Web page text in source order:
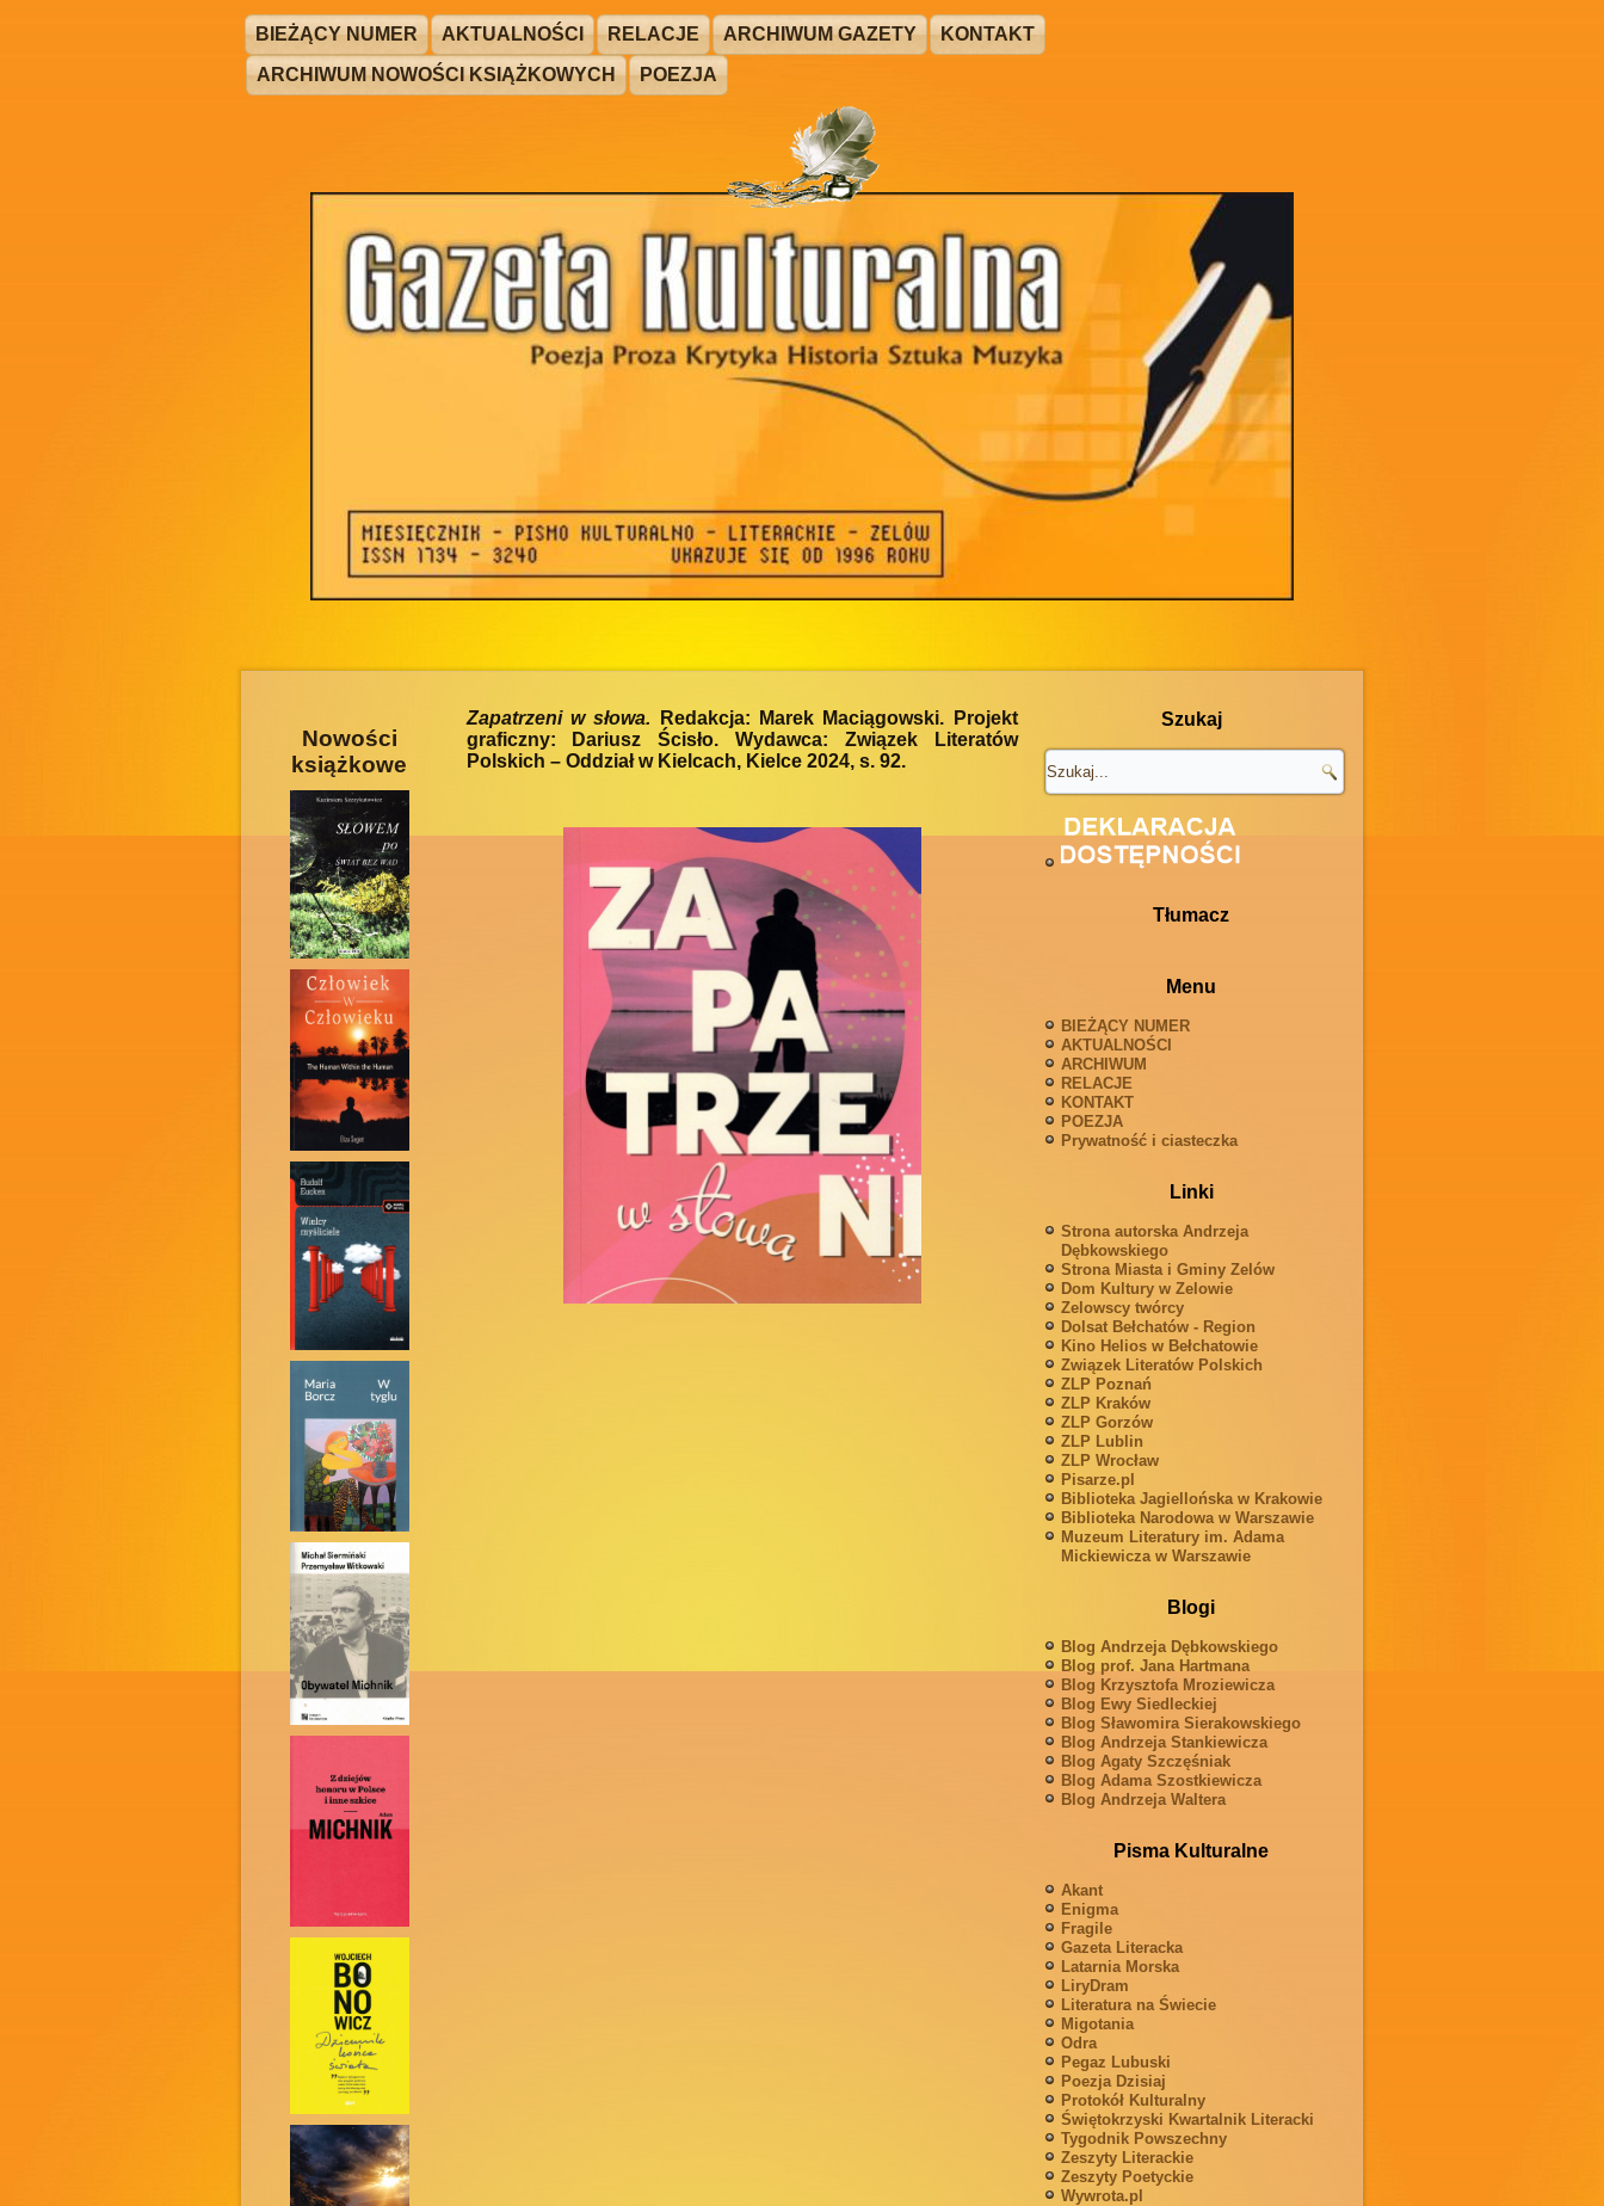
BIEŻĄCY NUMER AKTUALNOŚCI RELACJE ARCHIWUM GAZETY
KONTAKT
ARCHIWUM NOWOŚCI KSIĄŻKOWYCH
POEZJA
Nowości
książkowe
Zapatrzeni w słowa.
Redakcja: Marek Maciągowski. Projekt
graficzny: Dariusz Ścisło. Wydawca: Związek Literatów
Polskich – Oddział w Kielcach, Kielce 2024, s. 92.
Szukaj
Tłumacz
Menu
BIEŻĄCY NUMER
AKTUALNOŚCI
ARCHIWUM
RELACJE
KONTAKT
POEZJA
Prywatność i ciasteczka
Linki
Strona autorska Andrzeja
Dębkowskiego
Strona Miasta i Gminy Zelów
Dom Kultury w Zelowie
Zelowscy twórcy
Dolsat Bełchatów - Region
Kino Helios w Bełchatowie
Związek Literatów Polskich
ZLP Poznań
ZLP Kraków
ZLP Gorzów
ZLP Lublin
ZLP Wrocław
Pisarze.pl
Biblioteka Jagiellońska w Krakowie
Biblioteka Narodowa w Warszawie
Muzeum Literatury im. Adama
Mickiewicza w Warszawie
Blogi
Blog Andrzeja Dębkowskiego
Blog prof. Jana Hartmana
Blog Krzysztofa Mroziewicza
Blog Ewy Siedleckiej
Blog Sławomira Sierakowskiego
Blog Andrzeja Stankiewicza
Blog Agaty Szczęśniak
Blog Adama Szostkiewicza
Blog Andrzeja Waltera
Pisma Kulturalne
Akant
Enigma
Fragile
Gazeta Literacka
Latarnia Morska
LiryDram
Literatura na Świecie
Migotania
Odra
Pegaz Lubuski
Poezja Dzisiaj
Protokół Kulturalny
Świętokrzyski Kwartalnik Literacki
Tygodnik Powszechny
Zeszyty Literackie
Zeszyty Poetyckie
Wywrota.pl